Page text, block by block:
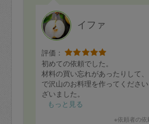
次回は外構やベランダもお願いし
またよろしくお願い致します！
イファ
評価：
初めての依頼でした。
材料の買い忘れがあったりして
で沢山のお料理を作ってくださ
ざいました。
もっと見る
※依頼者の依